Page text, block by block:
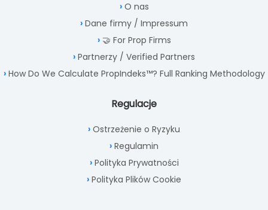
O nas
Dane firmy / Impressum
🤝 For Prop Firms
Partnerzy / Verified Partners
How Do We Calculate PropIndeks™? Full Ranking Methodology
Regulacje
Ostrzeżenie o Ryzyku
Regulamin
Polityka Prywatności
Polityka Plików Cookie